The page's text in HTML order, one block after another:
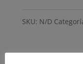
con
SKU: N/D